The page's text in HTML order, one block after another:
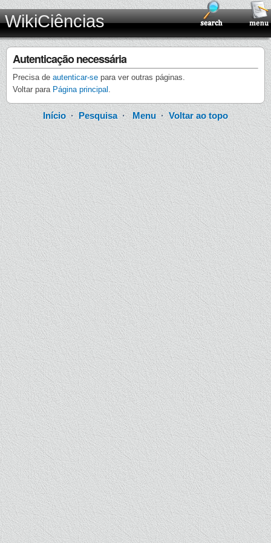
WikiCiências
Autenticação necessária
Precisa de autenticar-se para ver outras páginas.
Voltar para Página principal .
Início · Pesquisa·Menu ·Voltar ao topo